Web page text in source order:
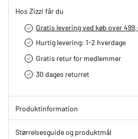
Hos Zizzi får du
Gratis levering ved køb over
Hurtig levering­: 1-2 hverdage
Gratis retur for medlemmer
30 dages returret
Produktinformation
Størrelsesguide og produktmål